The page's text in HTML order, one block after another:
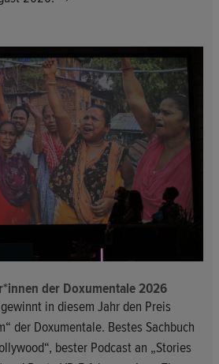
der Doxumentale 2026
in diesem Jahr den Preis
der Doxumentale. Bestes Sachbuch
bester Podcast an „Stories